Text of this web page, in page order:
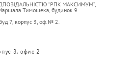
“РПК МАКСИМУМ”,
Тимошека, будинок 9
буд 7, корпус 3, оф.№ 2.
3, офис 2